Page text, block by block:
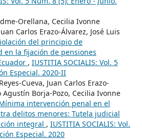
Orellana, Cecilia Ivonne
Carlos Erazo-Álvarez, José Luis
del principio de
en la fijación de pensiones
, IUSTITIA SOCIALIS: Vol. 5
Especial. 2020-II
Cueva, Juan Carlos Erazo-
Agustín Borja-Pozo, Cecilia Ivonne
intervención penal en el
delitos menores: Tutela judicial
integral , IUSTITIA SOCIALIS: Vol.
Especial. 2020